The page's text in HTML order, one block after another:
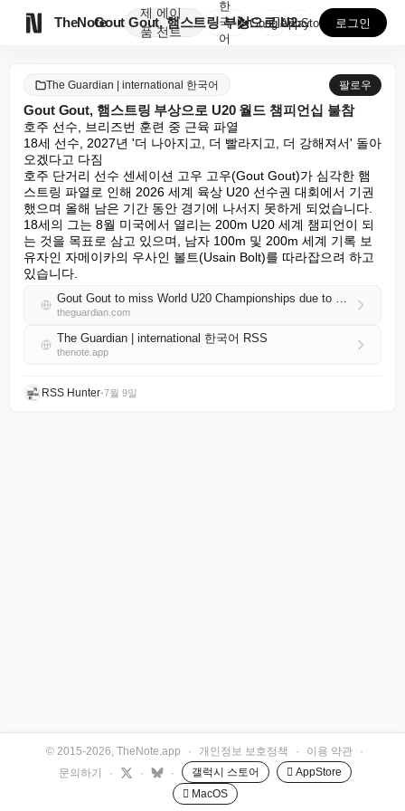
TheNote
제
품
에이
전트
Gout Gout, 햄스트링 부상으로 U20 월드 챔피...
한
국
어
GooglePlay
AppStore 로그인
The Guardian | international 한국어 팔로우
Gout Gout, 햄스트링 부상으로 U20 월드 챔피언십 불참
호주 선수, 브리즈번 훈련 중 근육 파열
18세 선수, 2027년 '더 나아지고, 더 빨라지고, 더 강해져서' 돌아
오겠다고 다짐
호주 단거리 선수 센세이션 고우 고우(Gout Gout)가 심각한 햄
스트링 파열로 인해 2026 세계 육상 U20 선수권 대회에서 기권
했으며 올해 남은 기간 동안 경기에 나서지 못하게 되었습니다.
18세의 그는 8월 미국에서 열리는 200m U20 세계 챔피언이 되
는 것을 목표로 삼고 있으며, 남자 100m 및 200m 세계 기록 보
유자인 자메이카의 우사인 볼트(Usain Bolt)를 따라잡으려 하고
있습니다.
Gout Gout to miss World U20 Championships due to hamstring injury
theguardian.com
The Guardian | international 한국어 RSS
thenote.app
RSS Hunter•7월 9일
© 2015-2026, TheNote.app · 개인정보 보호정책 · 이용 약관
·
문의하기
· · · 갤럭시 스토어
 AppStore
 MacOS